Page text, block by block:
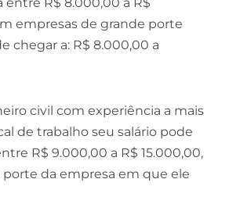
empresas de grande porte
chegar a: R$ 8.000,00 a
civil com experiência a mais
de trabalho seu salário pode
R$ 9.000,00 a R$ 15.000,00,
da empresa em que ele